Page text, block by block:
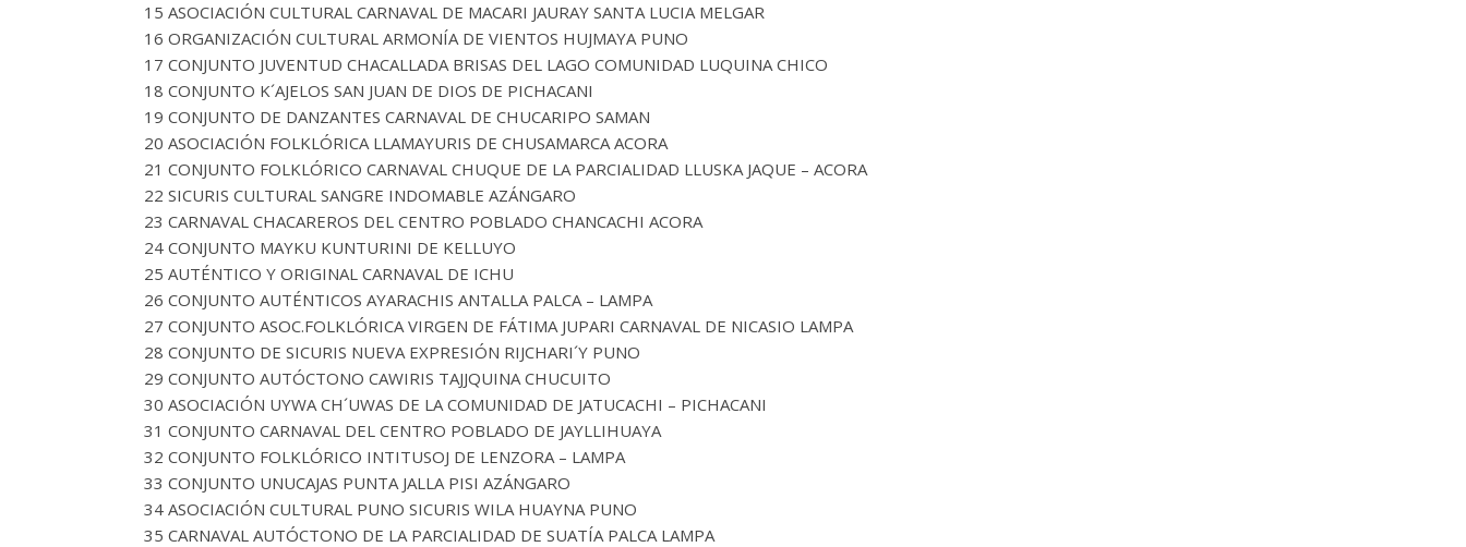
15 ASOCIACIÓN CULTURAL CARNAVAL DE MACARI JAURAY SANTA LUCIA MELGAR
16 ORGANIZACIÓN CULTURAL ARMONÍA DE VIENTOS HUJMAYA PUNO
17 CONJUNTO JUVENTUD CHACALLADA BRISAS DEL LAGO COMUNIDAD LUQUINA CHICO
18 CONJUNTO K´AJELOS SAN JUAN DE DIOS DE PICHACANI
19 CONJUNTO DE DANZANTES CARNAVAL DE CHUCARIPO SAMAN
20 ASOCIACIÓN FOLKLÓRICA LLAMAYURIS DE CHUSAMARCA ACORA
21 CONJUNTO FOLKLÓRICO CARNAVAL CHUQUE DE LA PARCIALIDAD LLUSKA JAQUE – ACORA
22 SICURIS CULTURAL SANGRE INDOMABLE AZÁNGARO
23 CARNAVAL CHACAREROS DEL CENTRO POBLADO CHANCACHI ACORA
24 CONJUNTO MAYKU KUNTURINI DE KELLUYO
25 AUTÉNTICO Y ORIGINAL CARNAVAL DE ICHU
26 CONJUNTO AUTÉNTICOS AYARACHIS ANTALLA PALCA – LAMPA
27 CONJUNTO ASOC.FOLKLÓRICA VIRGEN DE FÁTIMA JUPARI CARNAVAL DE NICASIO LAMPA
28 CONJUNTO DE SICURIS NUEVA EXPRESIÓN RIJCHARI´Y PUNO
29 CONJUNTO AUTÓCTONO CAWIRIS TAJJQUINA CHUCUITO
30 ASOCIACIÓN UYWA CH´UWAS DE LA COMUNIDAD DE JATUCACHI – PICHACANI
31 CONJUNTO CARNAVAL DEL CENTRO POBLADO DE JAYLLIHUAYA
32 CONJUNTO FOLKLÓRICO INTITUSOJ DE LENZORA – LAMPA
33 CONJUNTO UNUCAJAS PUNTA JALLA PISI AZÁNGARO
34 ASOCIACIÓN CULTURAL PUNO SICURIS WILA HUAYNA PUNO
35 CARNAVAL AUTÓCTONO DE LA PARCIALIDAD DE SUATÍA PALCA LAMPA